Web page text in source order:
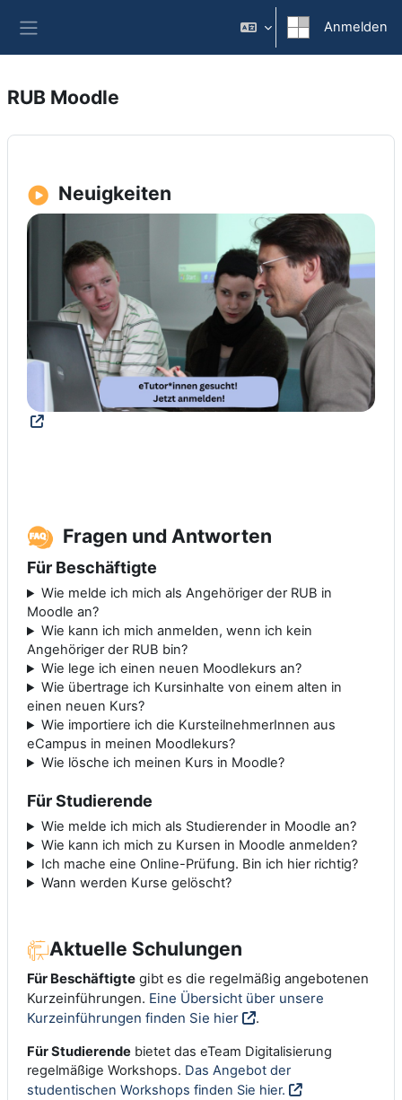
Anmelden
RUB Moodle
Neuigkeiten
Fragen und Antworten
Für Beschäftigte
Wie melde ich mich als Angehöriger der RUB in
Moodle an?
Wie kann ich mich anmelden, wenn ich kein
Angehöriger der RUB bin?
Wie lege ich einen neuen Moodlekurs an?
Wie übertrage ich Kursinhalte von einem alten in
einen neuen Kurs?
Wie importiere ich die KursteilnehmerInnen aus
eCampus in meinen Moodlekurs?
Wie lösche ich meinen Kurs in Moodle?
Für Studierende
Wie melde ich mich als Studierender in Moodle an?
Wie kann ich mich zu Kursen in Moodle anmelden?
Ich mache eine Online-Prüfung. Bin ich hier richtig?
Wann werden Kurse gelöscht?
Aktuelle Schulungen
Für Beschäftigte gibt es die regelmäßig angebotenen
Kurzeinführungen. Eine Übersicht über unsere
Kurzeinführungen finden Sie hier
.
Für Studierende bietet das eTeam Digitalisierung
regelmäßige Workshops. Das Angebot der
studentischen Workshops finden Sie hier.